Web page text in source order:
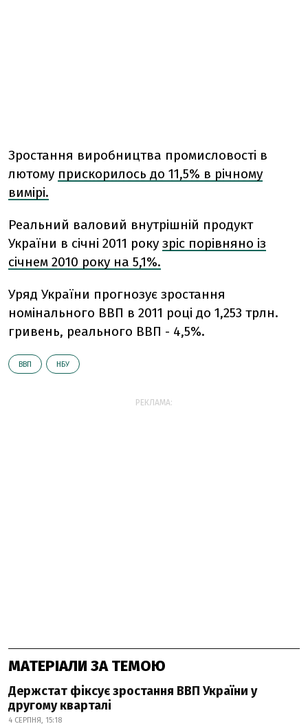
Зростання виробництва промисловості в
лютому прискорилось до 11,5% в річному
вимірі.
Реальний валовий внутрішній продукт
України в січні 2011 року зріс порівняно із
січнем 2010 року на 5,1%.
Уряд України прогнозує зростання
номінального ВВП в 2011 році до 1,253 трлн.
гривень, реального ВВП - 4,5%.
ВВП НБУ
РЕКЛАМА:
МАТЕРІАЛИ ЗА ТЕМОЮ
Держстат фіксує зростання ВВП України у
другому кварталі
4 СЕРПНЯ, 15:18